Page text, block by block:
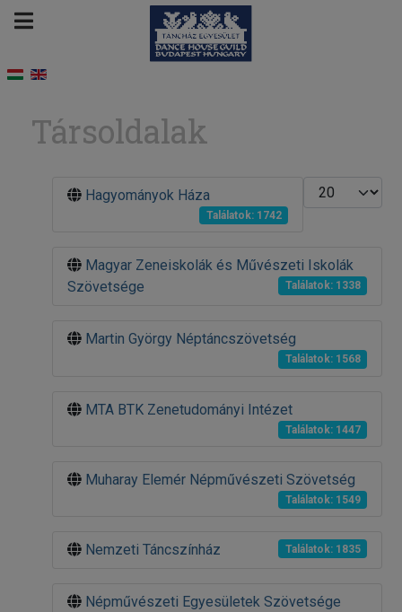
Társoldalak
Tételek #
Hagyományok Háza
Találatok: 1742
Magyar Zeneiskolák és Művészeti Iskolák
Szövetsége
Találatok: 1338
Martin György Néptáncszövetség
Találatok: 1568
MTA BTK Zenetudományi Intézet
Találatok: 1447
Muharay Elemér Népművészeti Szövetség
Találatok: 1549
Nemzeti Táncszínház Találatok: 1835
Népművészeti Egyesületek Szövetsége